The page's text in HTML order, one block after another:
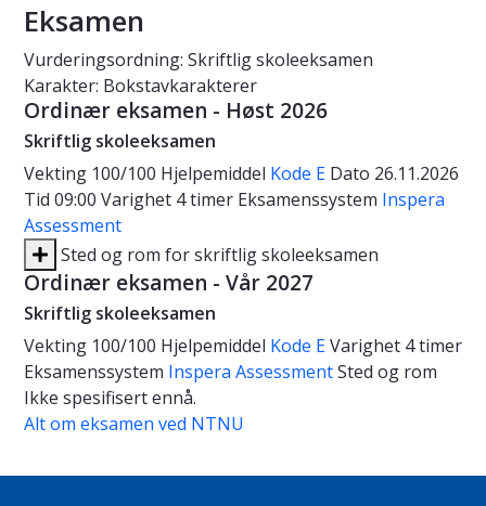
Eksamen
Vurderingsordning: Skriftlig skoleeksamen
Karakter: Bokstavkarakterer
Ordinær eksamen - Høst 2026
Skriftlig skoleeksamen
Vekting 100/100 Hjelpemiddel Kode E Dato 26.11.2026
Tid 09:00 Varighet 4 timer Eksamenssystem Inspera
Assessment
Sted og rom for skriftlig skoleeksamen
Ordinær eksamen - Vår 2027
Skriftlig skoleeksamen
Vekting 100/100 Hjelpemiddel Kode EVarighet 4 timer
Eksamenssystem Inspera AssessmentSted og rom
Ikke spesifisert ennå.
Alt om eksamen ved NTNU